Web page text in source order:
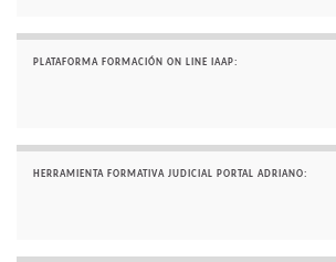
PLATAFORMA FORMACIÓN ON LINE IAAP:
HERRAMIENTA FORMATIVA JUDICIAL PORTAL ADRIANO: